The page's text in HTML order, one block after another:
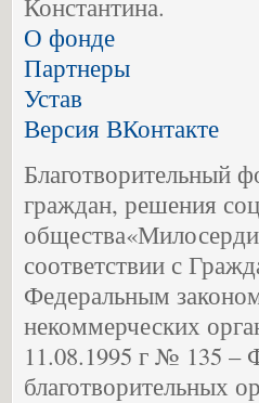
Константина.
О фонде
Партнеры
Устав
Версия ВКонтакте
Благотворительный
граждан, решения
соответствии с
Федеральным
некоммерческих
11.08.1995 г № 135 –
благотворительных